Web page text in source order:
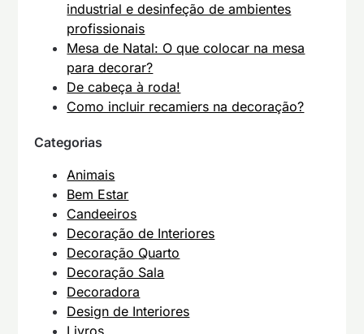
industrial e desinfeção de ambientes
profissionais
Mesa de Natal: O que colocar na mesa
para decorar?
De cabeça à roda!
Como incluir recamiers na decoração?
Categorias
Animais
Bem Estar
Candeeiros
Decoração de Interiores
Decoração Quarto
Decoração Sala
Decoradora
Design de Interiores
Livros